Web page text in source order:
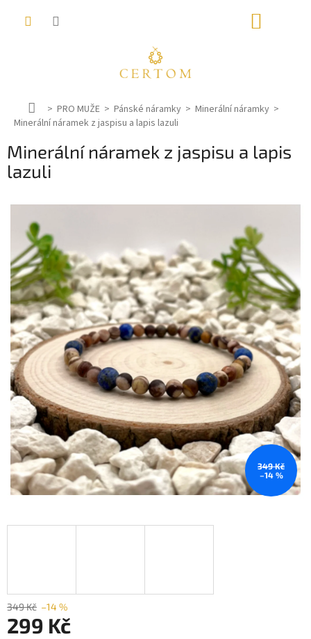
D
o
ů
PRO MUŽE Pánské náramky
Minerální náramky
Minerální náramek z jaspisu a lapis lazuli
Minerální náramek z jaspisu a lapis
lazuli
349 Kč
–14 %
349 Kč –14 %
299 Kč